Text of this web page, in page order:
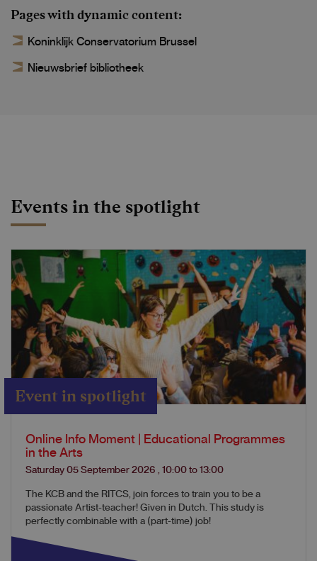
Pages with dynamic content
Koninklijk Conservatorium Brussel
Nieuwsbrief bibliotheek
Events in the spotlight
Event in spotlight
Online Info Moment | Educational Programmes
in the Arts
Saturday 05 September 2026 10:00 to 13:00
The KCB and the RITCS, join forces to train you to be a
passionate Artist-teacher! Given in Dutch. This study is
perfectly combinable with a (part-time) job!